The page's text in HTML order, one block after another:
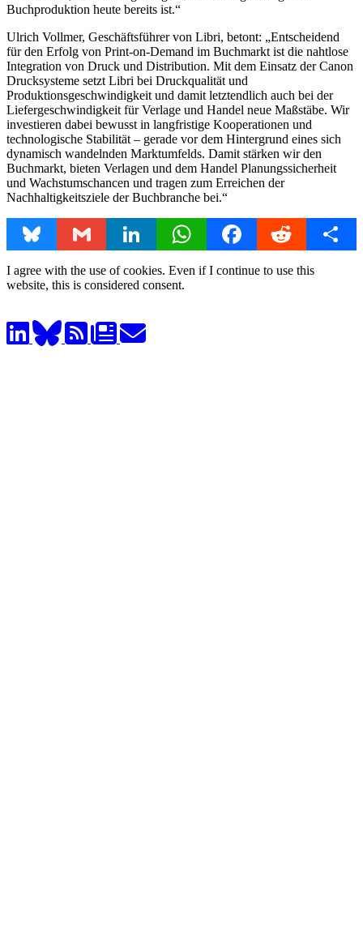
Buchproduktion heute bereits ist.“
Ulrich Vollmer, Geschäftsführer von Libri, betont: „Entscheidend
für den Erfolg von Print-on-Demand im Buchmarkt ist die nahtlose
Integration von Druck und Distribution. Mit dem Einsatz der Canon
Drucksysteme setzt Libri bei Druckqualität und
Produktionsgeschwindigkeit und damit letztendlich auch bei der
Liefergeschwindigkeit für Verlage und Handel neue Maßstäbe. Wir
investieren dabei bewusst in langfristige Kooperationen und
technologische Stabilität – gerade vor dem Hintergrund eines sich
dynamisch wandelnden Marktumfelds. Damit stärken wir den
Buchmarkt, bieten Verlagen und dem Handel Planungssicherheit
und Wachstumschancen und tragen zum Erreichen der
Nachhaltigkeitsziele der Buchbranche bei.“
Bluesky Gmail LinkedIn WhatsAppFacebookReddit Share
I agree with the use of cookies. Even if I continue to use this
website, this is considered consent.